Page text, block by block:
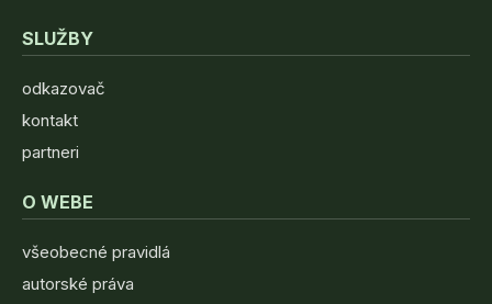
SLUŽBY
odkazovač
kontakt
partneri
O WEBE
všeobecné pravidlá
autorské práva